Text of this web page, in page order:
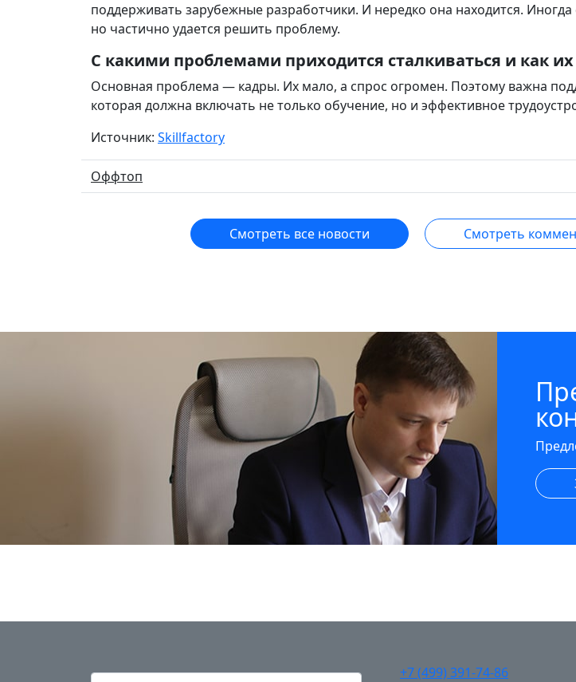
поддерживать зарубежные разработчики. И нередко она находится.
но частично удается решить проблему.
С какими проблемами приходится сталкиваться и как
Основная проблема — кадры. Их мало, а спрос огромен. Поэтому важна
которая должна включать не только обучение, но и эффективное
Источник: Skillfactory
Оффтоп
Смотреть все новости Смотреть
+7 (499) 391-74-86